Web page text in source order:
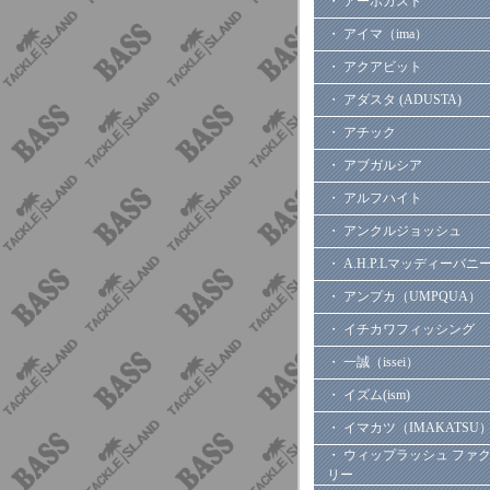
・ アイマ（ima）
・ アクアビット
・ アダスタ (ADUSTA)
・ アチック
・ アブガルシア
・ アルフハイト
・ アンクルジョッシュ
・ A.H.P.Lマッディーバニー
・ アンプカ（UMPQUA）
・ イチカワフィッシング
・ 一誠（issei）
・ イズム(ism)
・ イマカツ（IMAKATSU）
・ ウィップラッシュ ファ
リー